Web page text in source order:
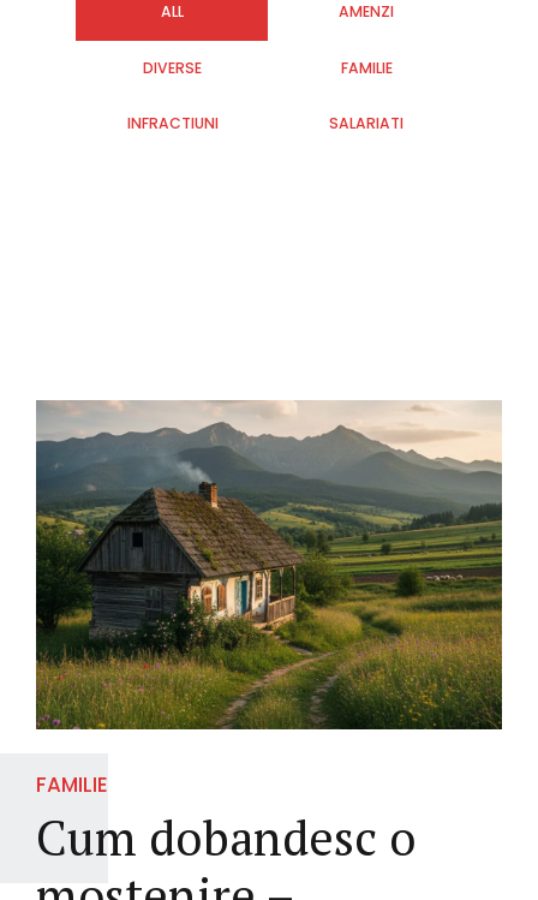
ALL AMENZI
DIVERSE FAMILIE
INFRACTIUNI SALARIATI
FAMILIE
Cum dobandesc o